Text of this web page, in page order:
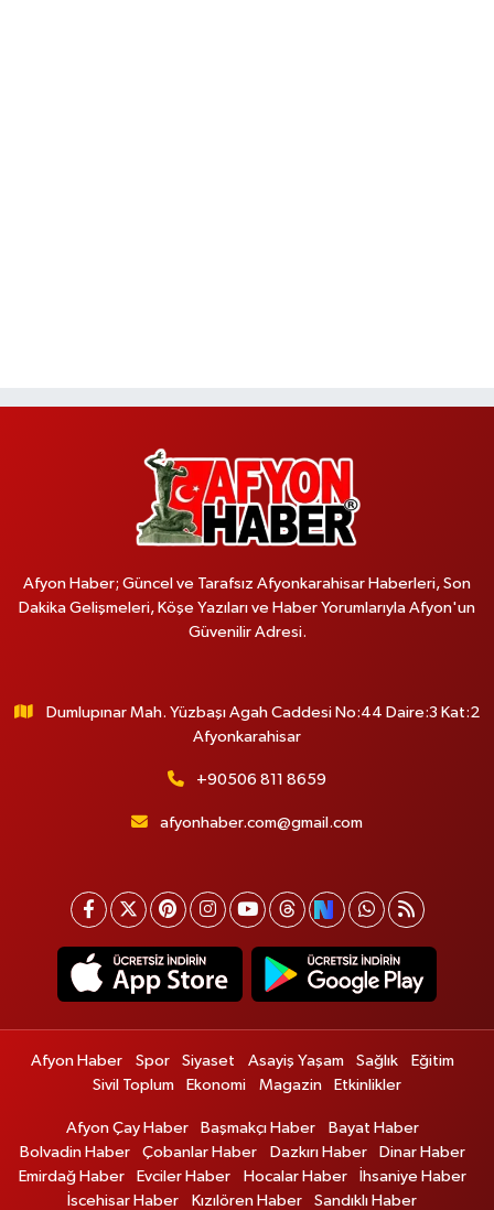
Afyon Haber; Güncel ve Tarafsız Afyonkarahisar Haberleri, Son
Dakika Gelişmeleri, Köşe Yazıları ve Haber Yorumlarıyla Afyon'un
Güvenilir Adresi.
Dumlupınar Mah. Yüzbaşı Agah Caddesi No:44 Daire:3 Kat:2
Afyonkarahisar
+90506 811 8659
afyonhaber.com@gmail.com
Afyon Haber Spor Siyaset Asayiş Yaşam Sağlık
Eğitim
Sivil Toplum
Ekonomi Magazin Etkinlikler
Afyon Çay Haber Başmakçı Haber
Bayat Haber
Bolvadin Haber
Çobanlar Haber Dazkırı Haber
Dinar Haber
Emirdağ Haber
Evciler Haber Hocalar Haber
İhsaniye Haber
İscehisar Haber
Kızılören Haber Sandıklı Haber